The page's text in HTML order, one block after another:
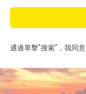
通過單擊"搜索"，我同意